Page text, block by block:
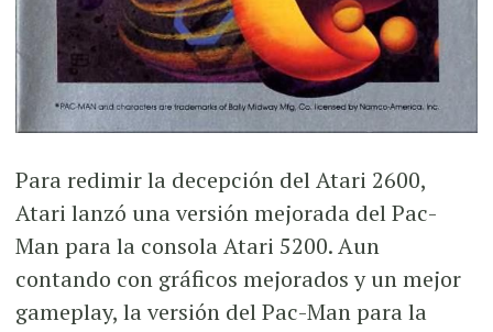
Para redimir la decepción del Atari 2600,
Atari lanzó una versión mejorada del Pac-
Man para la consola Atari 5200. Aun
contando con gráficos mejorados y un mejor
gameplay, la versión del Pac-Man para la